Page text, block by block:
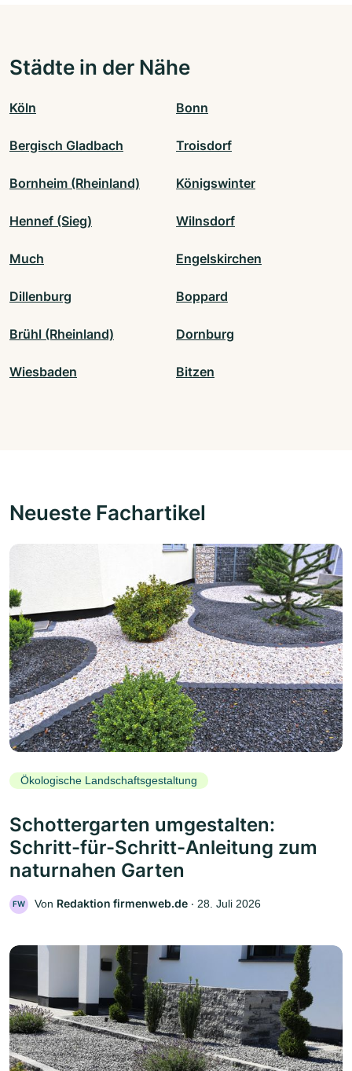
Städte in der Nähe
Köln Bonn
Bergisch Gladbach Troisdorf
Bornheim (Rheinland) Königswinter
Hennef (Sieg) Wilnsdorf
Much Engelskirchen
Dillenburg Boppard
Brühl (Rheinland) Dornburg
Wiesbaden Bitzen
Neueste Fachartikel
Ökologische Landschaftsgestaltung
Schottergarten umgestalten:
Schritt-für-Schritt-Anleitung zum
naturnahen Garten
FW Von Redaktion firmenweb.de ‧ 28. Juli 2026